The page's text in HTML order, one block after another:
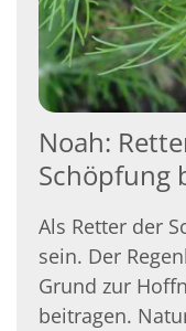
Noah:
Schöpfung
Als Retter der
sein. Der
Grund zur
beitragen.